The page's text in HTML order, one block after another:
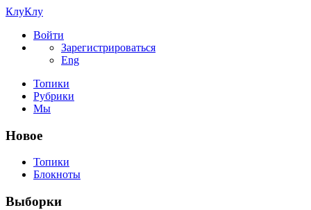
КлуКлу
Войти
Зарегистрироваться
Eng
Топики
Рубрики
Мы
Новое
Топики
Блокноты
Выборки